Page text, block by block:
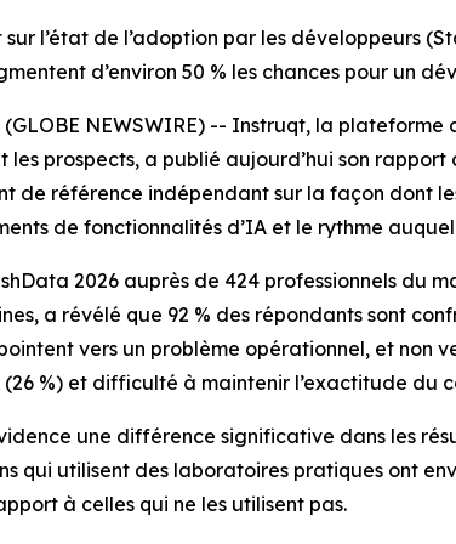
sur l’état de l’adoption par les développeurs
d’environ 50 % les chances pour un
(GLOBE NEWSWIRE) -- Instruqt, la
les prospects, a publié aujourd’hui son rapport
de référence indépendant sur la façon dont
de fonctionnalités d’IA et le rythme
2026 auprès de 424 professionnels du
a révélé que 92 % des répondants sont
vers un problème opérationnel, et non
%) et difficulté à maintenir l’exactitude du
une différence significative dans les
qui utilisent des laboratoires pratiques ont
à celles qui ne les utilisent pas.